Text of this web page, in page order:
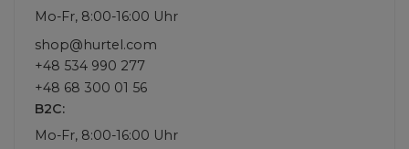
Mo-Fr, 8:00-16:00 Uhr
shop@hurtel.com
+48 534 990 277
+48 68 300 01 56
B2C:
Mo-Fr, 8:00-16:00 Uhr